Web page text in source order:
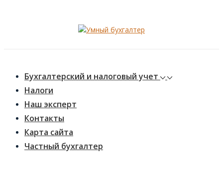
Бухгалтерский и налоговый учет
Налоги
Наш эксперт
Контакты
Карта сайта
Частный бухгалтер